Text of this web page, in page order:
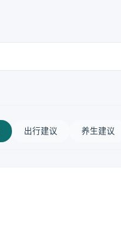
出行建议 养生建议